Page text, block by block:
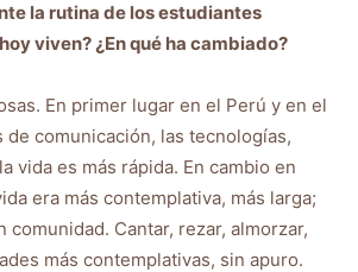
la rutina de los estudiantes
viven? ¿En qué ha cambiado?
En primer lugar en el Perú y en el
de comunicación, las tecnologías,
vida es más rápida. En cambio en
era más contemplativa, más larga;
comunidad. Cantar, rezar, almorzar,
más contemplativas, sin apuro.